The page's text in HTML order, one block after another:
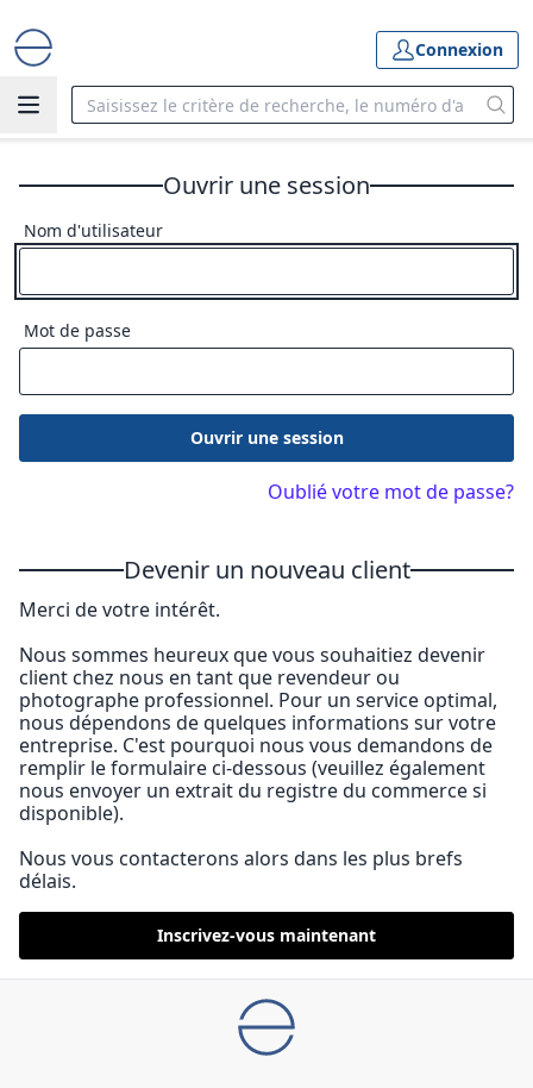
Connexion
Ouvrir une session
Nom d'utilisateur
Mot de passe
Ouvrir une session
Oublié votre mot de passe?
Devenir un nouveau client
Merci de votre intérêt.
Nous sommes heureux que vous souhaitiez devenir
client chez nous en tant que revendeur ou
photographe professionnel. Pour un service optimal,
nous dépendons de quelques informations sur votre
entreprise. C'est pourquoi nous vous demandons de
remplir le formulaire ci-dessous (veuillez également
nous envoyer un extrait du registre du commerce si
disponible).
Nous vous contacterons alors dans les plus brefs
délais.
Inscrivez-vous maintenant